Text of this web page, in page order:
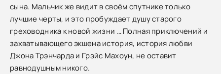
сына. Мальчик же видит в своём спутнике только
лучшие черты, и это пробуждает душу старого
греховодника к новой жизни … Полная приключений и
захватывающего экшена история, история любви
Джона Трэнчарда и Грэйс Махоун, не оставит
равнодушным никого.